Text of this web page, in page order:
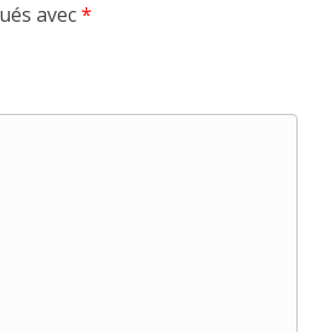
avec*